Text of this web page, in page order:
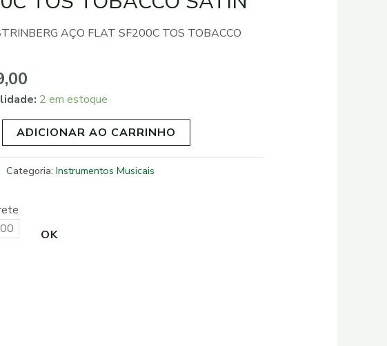
AÇO FLAT SF200C TOS TOBACCO
2 em estoque
ADICIONAR AO CARRINHO
Categoria:Instrumentos Musicais
OK